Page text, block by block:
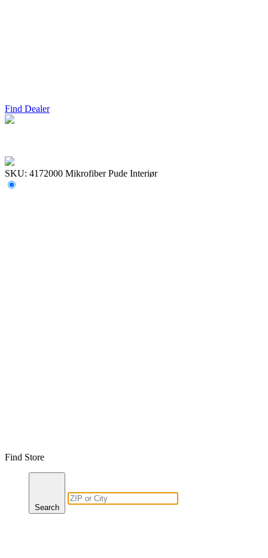
Find Dealer
SKU: 4172000 Mikrofiber Pude Interiør
Find Store
Search